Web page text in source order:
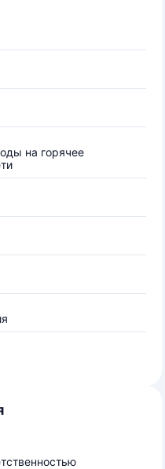
на горячее